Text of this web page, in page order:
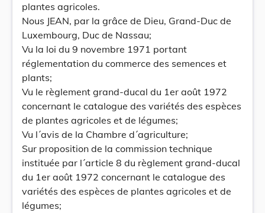
plantes agricoles.
Nous JEAN, par la grâce de Dieu, Grand-Duc de
Luxembourg, Duc de Nassau;
Vu la loi du 9 novembre 1971 portant
réglementation du commerce des semences et
plants;
Vu le règlement grand-ducal du 1er août 1972
concernant le catalogue des variétés des espèces
de plantes agricoles et de légumes;
Vu l´avis de la Chambre d´agriculture;
Sur proposition de la commission technique
instituée par l´article 8 du règlement grand-ducal
du 1er août 1972 concernant le catalogue des
variétés des espèces de plantes agricoles et de
légumes;